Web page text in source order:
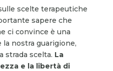
scelte terapeutiche
sapere che
ci convince è una
nostra guarigione,
strada scelta. La
e la libertà di